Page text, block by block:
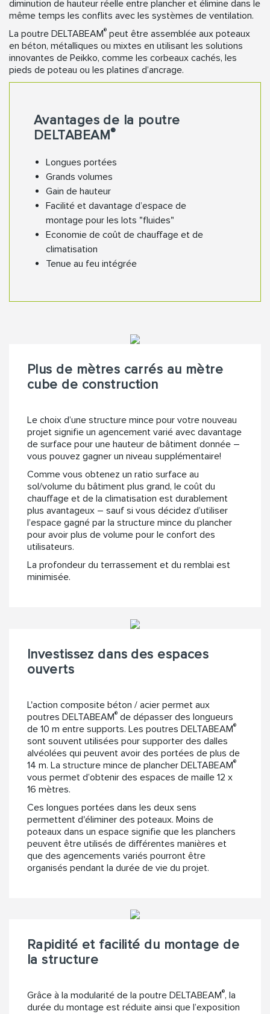
diminution de hauteur réelle entre plancher et élimine dans le
même temps les conflits avec les systèmes de ventilation.
La poutre DELTABEAM® peut être assemblée aux poteaux
en béton, métalliques ou mixtes en utilisant les solutions
innovantes de Peikko, comme les corbeaux cachés, les
pieds de poteau ou les platines d’ancrage.
Avantages de la poutre
DELTABEAM®
Longues portées
Grands volumes
Gain de hauteur
Facilité et davantage d’espace de
montage pour les lots "fluides"
Economie de coût de chauffage et de
climatisation
Tenue au feu intégrée
Plus de mètres carrés au mètre
cube de construction
Le choix d’une structure mince pour votre nouveau
projet signifie un agencement varié avec davantage
de surface pour une hauteur de bâtiment donnée –
vous pouvez gagner un niveau supplémentaire!
Comme vous obtenez un ratio surface au
sol/volume du bâtiment plus grand, le coût du
chauffage et de la climatisation est durablement
plus avantageux – sauf si vous décidez d’utiliser
l’espace gagné par la structure mince du plancher
pour avoir plus de volume pour le confort des
utilisateurs.
La profondeur du terrassement et du remblai est
minimisée.
Investissez dans des espaces
ouverts
L'action composite béton / acier permet aux
poutres DELTABEAM® de dépasser des longueurs
de 10 m entre supports. Les poutres DELTABEAM®
sont souvent utilisées pour supporter des dalles
alvéolées qui peuvent avoir des portées de plus de
14 m. La structure mince de plancher DELTABEAM®
vous permet d’obtenir des espaces de maille 12 x
16 mètres.
Ces longues portées dans les deux sens
permettent d'éliminer des poteaux. Moins de
poteaux dans un espace signifie que les planchers
peuvent être utilisés de différentes manières et
que des agencements variés pourront être
organisés pendant la durée de vie du projet.
Rapidité et facilité du montage de
la structure
Grâce à la modularité de la poutre DELTABEAM®, la
durée du montage est réduite ainsi que l’exposition